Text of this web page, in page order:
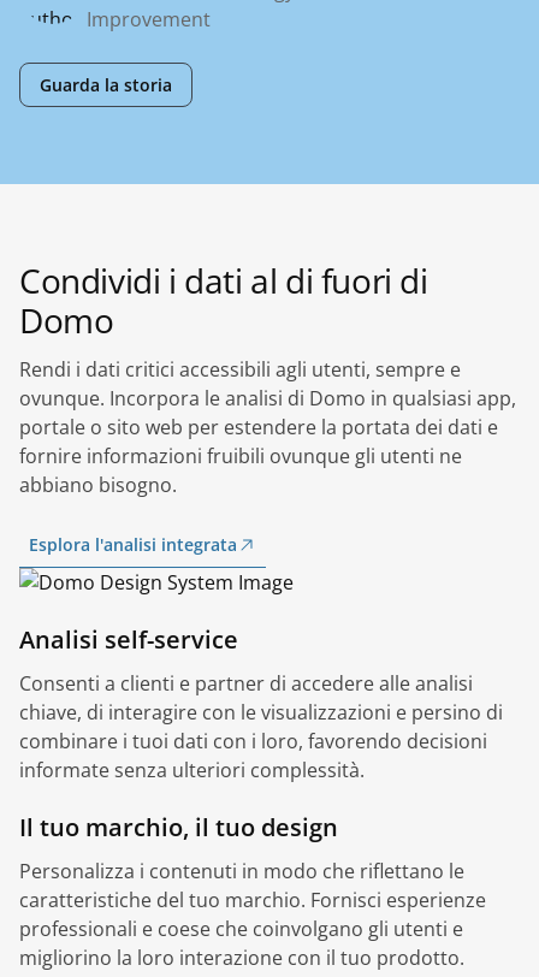
Improvement
Guarda la storia
Condividi i dati al di fuori di
Domo
Rendi i dati critici accessibili agli utenti, sempre e
ovunque. Incorpora le analisi di Domo in qualsiasi app,
portale o sito web per estendere la portata dei dati e
fornire informazioni fruibili ovunque gli utenti ne
abbiano bisogno.​
Esplora l'analisi integrata
Analisi self-service
Consenti a clienti e partner di accedere alle analisi
chiave, di interagire con le visualizzazioni e persino di
combinare i tuoi dati con i loro, favorendo decisioni
informate senza ulteriori complessità.
Il tuo marchio, il tuo design
Personalizza i contenuti in modo che riflettano le
caratteristiche del tuo marchio. Fornisci esperienze
professionali e coese che coinvolgano gli utenti e
migliorino la loro interazione con il tuo prodotto.